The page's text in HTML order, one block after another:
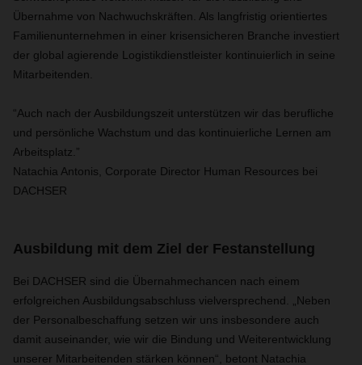
Übernahme von Nachwuchskräften. Als langfristig orientiertes
Familienunternehmen in einer krisensicheren Branche investiert
der global agierende Logistikdienstleister kontinuierlich in seine
Mitarbeitenden.
“Auch nach der Ausbildungszeit unterstützen wir das berufliche
und persönliche Wachstum und das kontinuierliche Lernen am
Arbeitsplatz.”
Natachia Antonis, Corporate Director Human Resources bei
DACHSER
Ausbildung mit dem Ziel der Festanstellung
Bei DACHSER sind die Übernahmechancen nach einem
erfolgreichen Ausbildungsabschluss vielversprechend. „Neben
der Personalbeschaffung setzen wir uns insbesondere auch
damit auseinander, wie wir die Bindung und Weiterentwicklung
unserer Mitarbeitenden stärken können“, betont Natachia